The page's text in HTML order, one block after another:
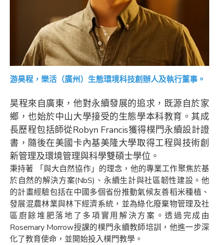
游昊程，樂活（廣州）生態環境科技創辦人及執行董事。
昊程來自廣東，他對永續發展的追求，既源自於家
鄉，也始於中山大學接受的生態學本科教育。其成
長歷程包括師從Robyn Francis獲得樸門永續設計證
書，隨後在美國卡內基美隆大學取得工程與技術創
新管理及環境管理與科學雙碩士學位。
秉持著 「與大自然協作」的理念，他的專業工作聚焦於基
於自然的解決方案(NbS)、永續生計與社區韌性建設。他
的計畫經驗包括在中國多個省份推動氣候友善稻米種植、
發展混農林業與林下經濟系統，並為綠化廢棄物管理及社
區廚餘堆肥落地了多項實用解決方案。透過完成由
Rosemary Morrow授課的樸門永續教師培訓，他進一步深
化了教育使命，並開始投入樸門教學。